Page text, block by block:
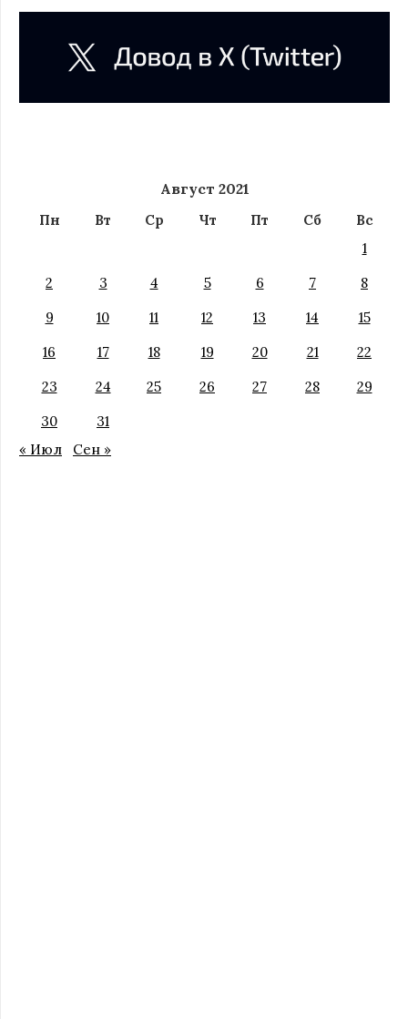
Август 2021
Пн Вт Ср Чт Пт Сб
Вс
1
2
3 4 5 6 7
8
9
10 11 12 13 14
15
16
17 18 19 20 21
22
23
24 25 26 27 28
29
30
31
« Июл
Сен »